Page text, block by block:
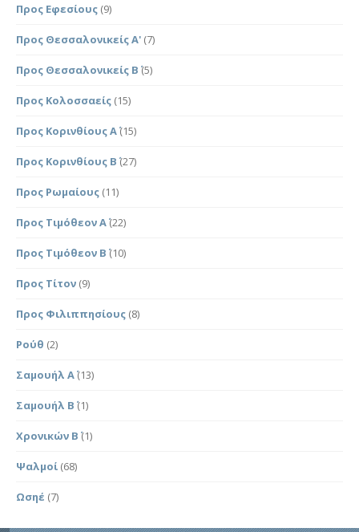
Προς Εφεσίους (9)
Προς Θεσσαλονικείς Α' (7)
Προς Θεσσαλονικείς Β΄ (5)
Προς Κολοσσαείς (15)
Προς Κορινθίους Α΄(15)
Προς Κορινθίους Β΄ (27)
Προς Ρωμαίους (11)
Προς Τιμόθεον Α΄(22)
Προς Τιμόθεον Β΄ (10)
Προς Τίτον (9)
Προς Φιλιππησίους (8)
Ρούθ (2)
Σαμουήλ Α΄(13)
Σαμουήλ Β΄ (1)
Χρονικών Β΄ (1)
Ψαλμοί (68)
Ωσηέ (7)